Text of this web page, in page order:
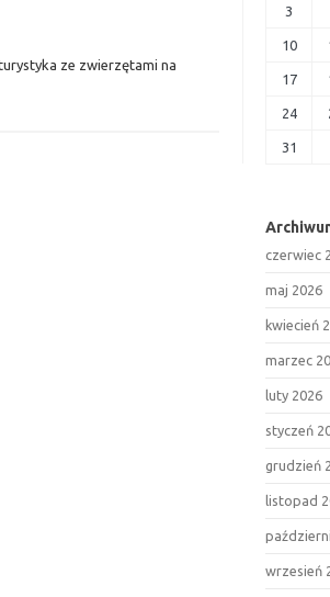
ze zwierzętami na
3
10
17
24
31
czerwiec
maj 2026
kwiecień
marzec
luty 2026
styczeń
grudzień
listopad
wrzesień